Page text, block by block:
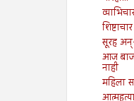
सूरह
आज
नाही
महिला